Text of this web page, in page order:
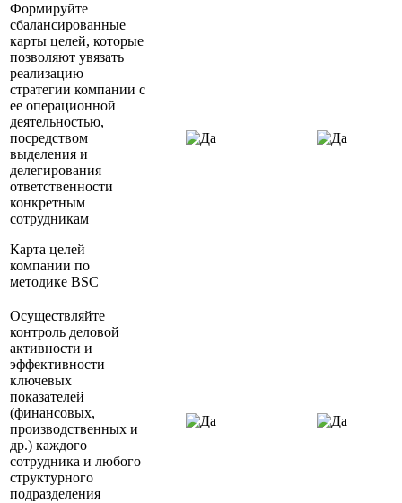
Формируйте
сбалансированные
карты целей, которые
позволяют увязать
реализацию
стратегии компании с
ее операционной
деятельностью,
посредством
выделения и
делегирования
ответственности
конкретным
сотрудникам
Карта целей
компании по
методике BSC
Осуществляйте
контроль деловой
активности и
эффективности
ключевых
показателей
(финансовых,
производственных и
др.) каждого
сотрудника и любого
структурного
подразделения